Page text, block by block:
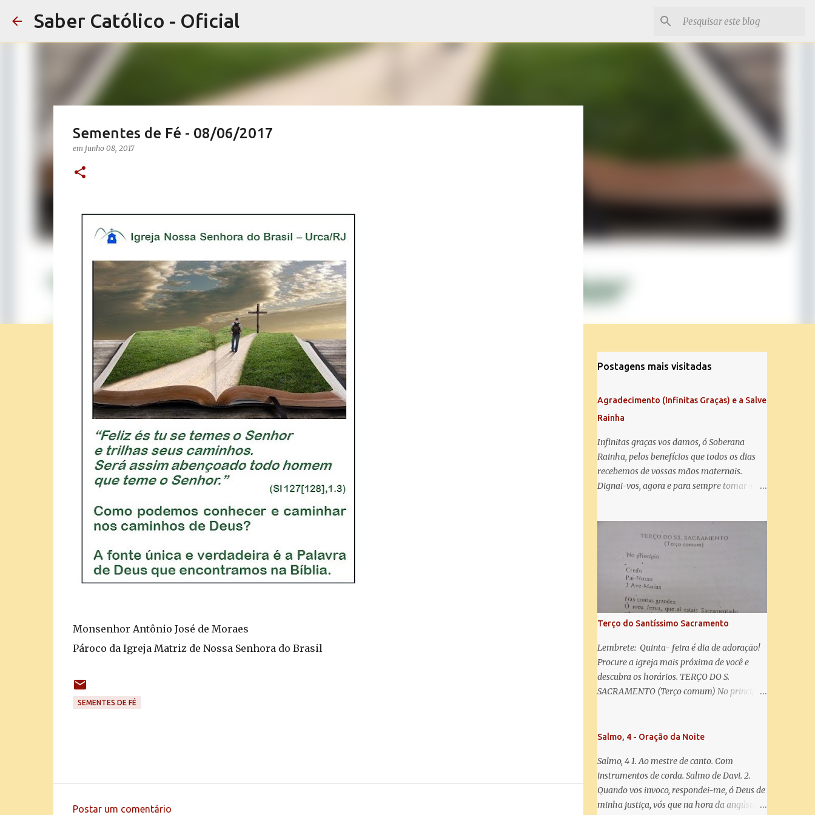
Saber Católico - Oficial
Sementes de Fé - 08/06/2017
em junho 08, 2017
Monsenhor Antônio José de Moraes
Pároco da Igreja Matriz de Nossa Senhora do Brasil
SEMENTES DE FÉ
Postar um comentário
Postagens mais visitadas
Agradecimento (Infinitas Graças) e a Salve
Rainha
Infinitas graças vos damos, ó Soberana
Rainha, pelos benefícios que todos os dias
recebemos de vossas mãos maternais.
Dignai-vos, agora e para sempre tomar-nos
Salve Rainha: Salve Rainha , Mãe de
misericórdia, vida, doçura, esperança nossa,
salve! A vós bradamos os degredados filhos
de Eva, a vós suspiramos, gemendo e
chorando neste vale de lágrimas. Eia, pois,
Advogada nossa, estes vossos olhos
misericordiosos a nós volvei, e depois deste
desterro, mostrai-nos Jesus. Bendito é o
fruto do vosso ventre, ó clemente, ó piedosa,
ó doce e sempre Virgem Maria. Rogai por
nós Santa Mãe de Deus. Para que sejamos
dignos das promessas de Cristo. Amém.
Terço do Santíssimo Sacramento
Lembrete: Quinta- feira é dia de adoração!
Procure a igreja mais próxima de você e
descubra os horários. TERÇO DO S.
SACRAMENTO (Terço comum) No principio:
Sacramentado, não permitais que eu viva
coração ao Vosso e o Vosso ao meu, e, nem
sem Vós morra eu! Nas contas pequenas:
Sacramento de Amor! Misericórdia Senhor!
Glória ao Pai: Cristo pão da vida e remédio
Salmo, 4 - Oração da Noite
Salmo, 4 1. Ao mestre de canto. Com
instrumentos de corda. Salmo de Davi. 2.
Quando vos invoco, respondei-me, ó Deus de
minha justiça, vós que na hora da angústia